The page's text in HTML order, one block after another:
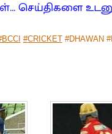
செய்திகளை
#CRICKET#DHAWAN